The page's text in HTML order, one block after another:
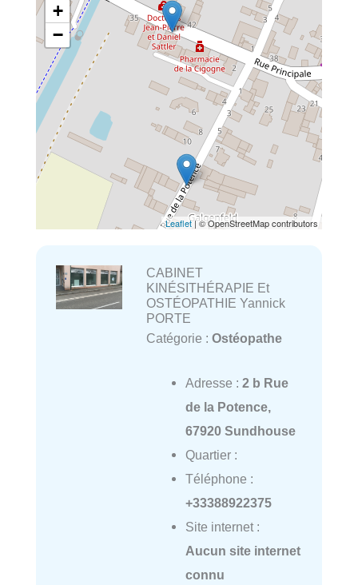
+
−
Leaflet| © OpenStreetMap contributors
CABINET
KINÉSITHÉRAPIE Et
OSTÉOPATHIE Yannick
PORTE
Catégorie : Ostéopathe
Adresse : 2 b Rue
de la Potence,
67920 Sundhouse
Quartier :
Téléphone :
+33388922375
Site internet :
Aucun site internet
connu